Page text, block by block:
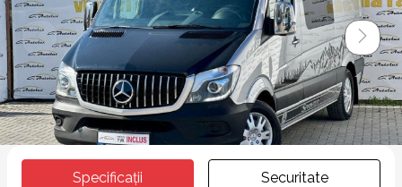
Specificații Securitate